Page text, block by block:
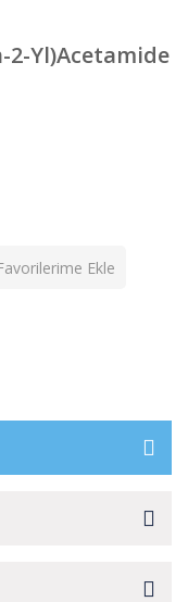
2-Yl)Acetamide